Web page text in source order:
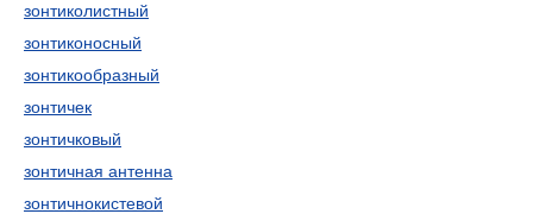
зонтиколистный
зонтиконосный
зонтикообразный
зонтичек
зонтичковый
зонтичная антенна
зонтичнокистевой